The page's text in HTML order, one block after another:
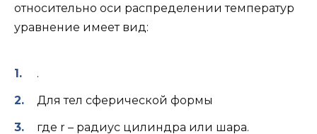
относительно оси распределении температур
уравнение имеет вид:
.
Для тел сферической формы
где r – радиус цилиндра или шара.